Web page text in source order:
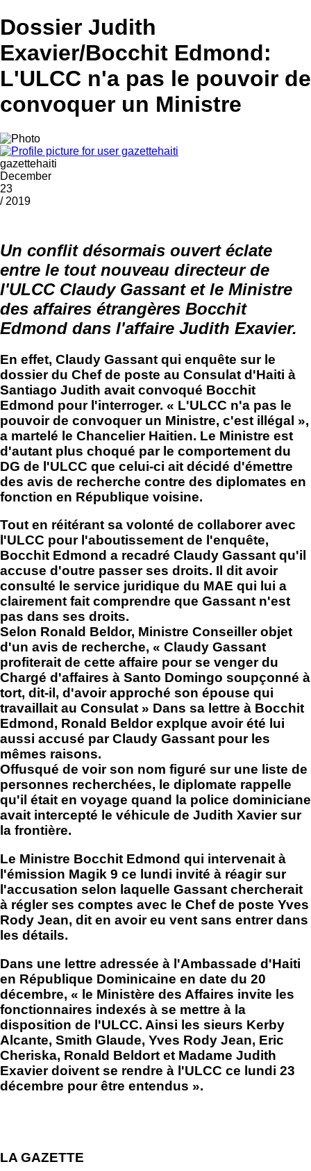
Dossier Judith
Exavier/Bocchit Edmond:
L'ULCC n'a pas le pouvoir de
convoquer un Ministre
gazettehaiti
December
23
/ 2019
Un conflit désormais ouvert éclate
entre le tout nouveau directeur de
l'ULCC Claudy Gassant et le Ministre
des affaires étrangères Bocchit
Edmond dans l'affaire Judith Exavier.
En effet, Claudy Gassant qui enquête sur le
dossier du Chef de poste au Consulat d'Haiti à
Santiago Judith avait convoqué Bocchit
Edmond pour l'interroger. « L'ULCC n'a pas le
pouvoir de convoquer un Ministre, c'est illégal »,
a martelé le Chancelier Haitien. Le Ministre est
d'autant plus choqué par le comportement du
DG de l'ULCC que celui-ci ait décidé d'émettre
des avis de recherche contre des diplomates en
fonction en République voisine.
Tout en réitérant sa volonté de collaborer avec
l'ULCC pour l'aboutissement de l'enquête,
Bocchit Edmond a recadré Claudy Gassant qu'il
accuse d'outre passer ses droits. Il dit avoir
consulté le service juridique du MAE qui lui a
clairement fait comprendre que Gassant n'est
pas dans ses droits.
Selon Ronald Beldor, Ministre Conseiller objet
d'un avis de recherche, « Claudy Gassant
profiterait de cette affaire pour se venger du
Chargé d'affaires à Santo Domingo soupçonné à
tort, dit-il, d'avoir approché son épouse qui
travaillait au Consulat » Dans sa lettre à Bocchit
Edmond, Ronald Beldor explque avoir été lui
aussi accusé par Claudy Gassant pour les
mêmes raisons.
Offusqué de voir son nom figuré sur une liste de
personnes recherchées, le diplomate rappelle
qu'il était en voyage quand la police dominiciane
avait intercepté le véhicule de Judith Xavier sur
la frontière.
Le Ministre Bocchit Edmond qui intervenait à
l'émission Magik 9 ce lundi invité à réagir sur
l'accusation selon laquelle Gassant chercherait
à régler ses comptes avec le Chef de poste Yves
Rody Jean, dit en avoir eu vent sans entrer dans
les détails.
Dans une lettre adressée à l'Ambassade d'Haiti
en République Dominicaine en date du 20
décembre, « le Ministère des Affaires invite les
fonctionnaires indexés à se mettre à la
disposition de l'ULCC. Ainsi les sieurs Kerby
Alcante, Smith Glaude, Yves Rody Jean, Eric
Cheriska, Ronald Beldort et Madame Judith
Exavier doivent se rendre à l'ULCC ce lundi 23
décembre pour être entendus ».
LA GAZETTE